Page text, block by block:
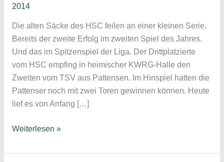
2014
Die alten Säcke des HSC feilen an einer kleinen Serie.
Bereits der zweite Erfolg im zweiten Spiel des Jahres.
Und das im Spitzenspiel der Liga. Der Drittplatzierte
vom HSC empfing in heimischer KWRG-Halle den
Zweiten vom TSV aus Pattensen. Im Hinspiel hatten die
Pattenser noch mit zwei Toren gewinnen können. Heute
lief es von Anfang […]
Alte
–
Weiterlesen »